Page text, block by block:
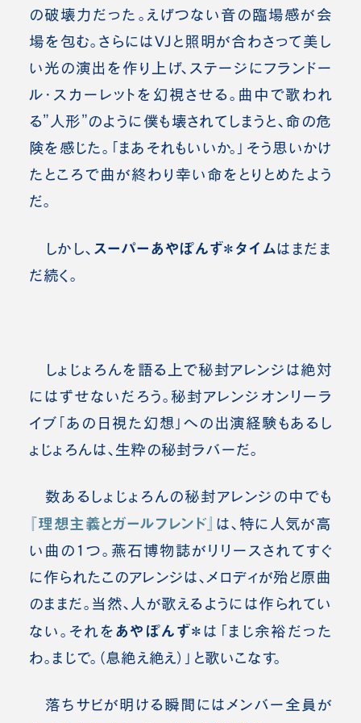
の破壊力だった。えげつない音の臨場感が会
場を包む。さらにはVJと照明が合わさって美し
い光の演出を作り上げ、ステージにフランドー
ル・スカーレットを幻視させる。曲中で歌われ
る”人形”のように僕も壊されてしまうと、命の危
険を感じた。「まあそれもいいか。」そう思いかけ
たところで曲が終わり幸い命をとりとめたよう
だ。
しかし、 スーパーあやぽんず＊タイムはまだま
だ続く。
しょじょろんを語る上で秘封アレンジは絶対
にはずせないだろう。秘封アレンジオンリーラ
イブ「あの日視た幻想」への出演経験もあるし
ょじょろんは、生粋の秘封ラバーだ。
数あるしょじょろんの秘封アレンジの中でも
『理想主義とガールフレンド』 は、特に人気が高
い曲の1つ。燕石博物誌がリリースされてすぐ
に作られたこのアレンジは、メロディが殆ど原曲
のままだ。当然、人が歌えるようには作られてい
ない。それを あやぽんず＊ は「まじ余裕だった
わ。まじで。（息絶え絶え）」と歌いこなす。
落ちサビが明ける瞬間にはメンバー全員が